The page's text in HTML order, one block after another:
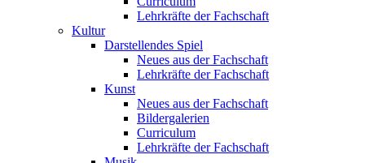
Lehrkräfte der Fachschaft
Kultur
Darstellendes Spiel
Neues aus der Fachschaft
Lehrkräfte der Fachschaft
Kunst
Neues aus der Fachschaft
Bildergalerien
Curriculum
Lehrkräfte der Fachschaft